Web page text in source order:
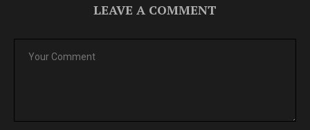
LEAVE A COMMENT